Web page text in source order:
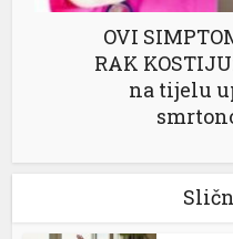
OVI
RAK
na tijelu